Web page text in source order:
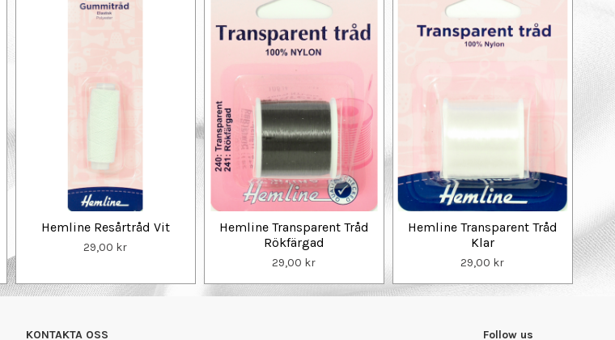
Hemline Resårtråd Vit
29,00 kr
Hemline Transparent Tråd
Rökfärgad
29,00 kr
Hemline Transparent Tråd
Klar
29,00 kr
KONTAKTA OSS Follow us